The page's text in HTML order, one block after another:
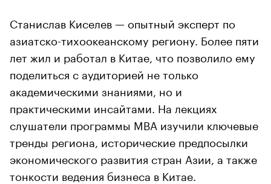
Станислав Киселев — опытный эксперт по
азиатско-тихоокеанскому региону. Более пяти
лет жил и работал в Китае, что позволило ему
поделиться с аудиторией не только
академическими знаниями, но и
практическими инсайтами. На лекциях
слушатели программы MBA изучили ключевые
тренды региона, исторические предпосылки
экономического развития стран Азии, а также
тонкости ведения бизнеса в Китае.